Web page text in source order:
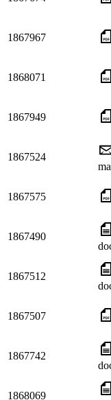
1867967
1868071
1867949
1867524
1867575
1867490
1867512
1867507
1867742
1868069